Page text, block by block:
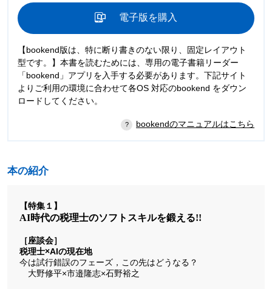
電子版を購入
【bookend版は、特に断り書きのない限り、固定レイアウト
型です。】本書を読むためには、専用の電子書籍リーダー
「bookend」アプリを入手する必要があります。下記サイト
よりご利用の環境に合わせて各OS 対応のbookend をダウン
ロードしてください。
bookendのマニュアルはこちら
本の紹介
【特集１】
AI時代の税理士のソフトスキルを鍛える!!
［座談会］
税理士×AIの現在地
今は試行錯誤のフェーズ，この先はどうなる？
大野修平×市邉隆志×石野裕之